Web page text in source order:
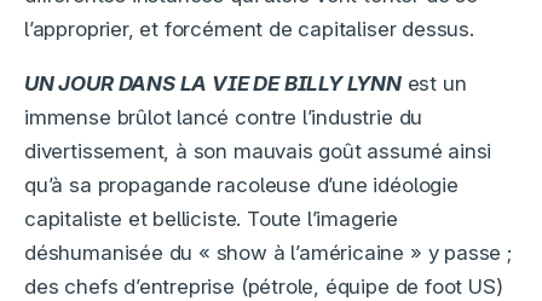
l’approprier, et forcément de capitaliser dessus.
UN JOUR DANS LA VIE DE BILLY LYNNest un
immense brûlot lancé contre l’industrie du
divertissement, à son mauvais goût assumé ainsi
qu’à sa propagande racoleuse d’une idéologie
capitaliste et belliciste. Toute l’imagerie
déshumanisée du « show à l’américaine » y passe ;
des chefs d’entreprise (pétrole, équipe de foot US)